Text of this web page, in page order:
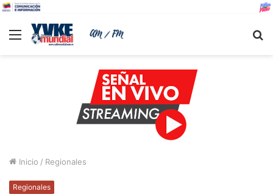
Menu
Inicio / Regionales
Regionales